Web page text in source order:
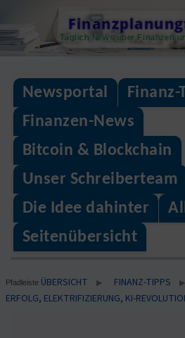
to
content
Täglich News über Finanzen
Newsportal
Finanz-
Finanzen-News
Bitcoin & Blockchain
Unser Schreiberteam
Die Idee dahinter
Seitenübersicht
Pfadleiste ÜBERSICHT ▶ FINANZ-TIPPS ▶
ERFOLG, ELEKTRIFIZIERUNG, KI-